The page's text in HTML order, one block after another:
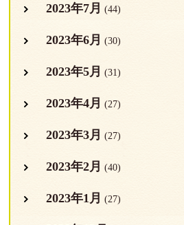
2023年7月 (44)
2023年6月 (30)
2023年5月 (31)
2023年4月 (27)
2023年3月 (27)
2023年2月 (40)
2023年1月 (27)